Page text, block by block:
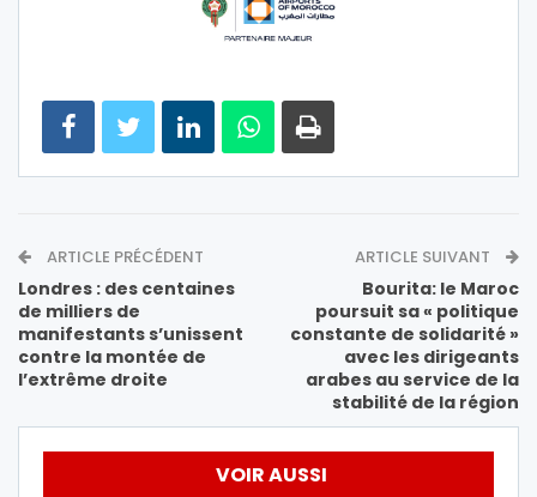
ARTICLE PRÉCÉDENT
Londres : des centaines
de milliers de
manifestants s’unissent
contre la montée de
l’extrême droite
ARTICLE SUIVANT
Bourita: le Maroc
poursuit sa « politique
constante de solidarité »
avec les dirigeants
arabes au service de la
stabilité de la région
VOIR AUSSI